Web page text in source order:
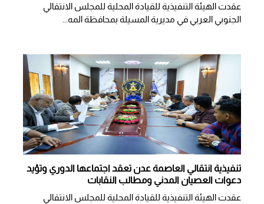
عقدت الهيئة التنفيذية للقيادة المحلية للمجلس الانتقالي
الجنوبي العربي في مديرية المسيلة بمحافظة المه...
تنفيذية انتقالي العاصمة عدن تعقد اجتماعها الدوري وتؤيد
دعوات العصيان المدني ومطالب النقابات
​عقدت الهيئة التنفيذية للقيادة المحلية للمجلس الانتقالي